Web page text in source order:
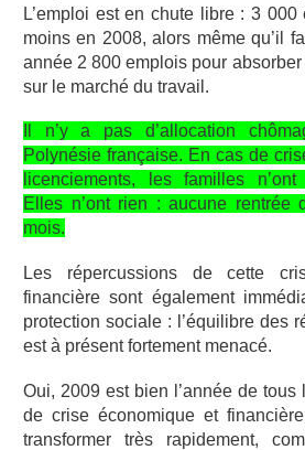
L’emploi est en chute libre : 3
moins en 2008, alors même qu’il
année 2 800 emplois pour absorber
sur le marché du travail.
Il n’y a pas d’allocation
Polynésie française. En cas de
licenciements, les familles n’ont
Elles n’ont rien : aucune rentrée
mois.
Les répercussions de cette
financière sont également
protection sociale : l’équilibre des
est à présent fortement menacé.
Oui, 2009 est bien l’année de tous
de crise économique et
transformer très rapidement,